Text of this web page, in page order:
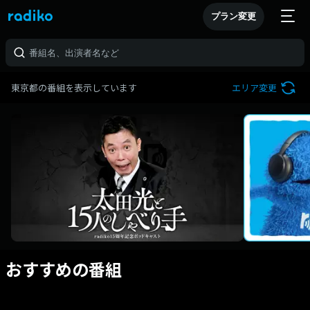
プラン変更
東京都の番組を表示しています エリア変更
おすすめの番組